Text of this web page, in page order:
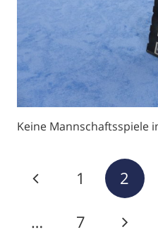
Keine Mannschaftsspiele
1 2
… 7